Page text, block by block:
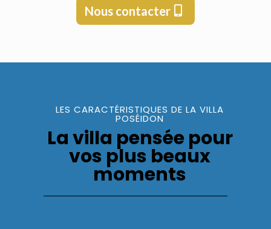
Nous contacter
LES CARACTÉRISTIQUES DE LA VILLA
POSÉIDON
La villa pensée pour
vos plus beaux
moments